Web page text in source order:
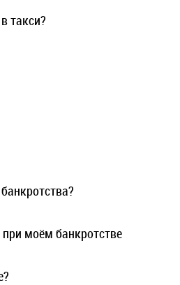
такси?
моём банкротстве